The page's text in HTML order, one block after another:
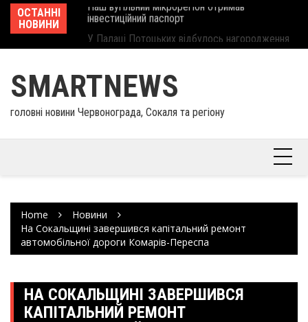
Skip
content
ОСТАННІ
НОВИНИ
У Палаці Потоцьких відбулось нагородження
працівників культури та майстрів народного
мистецтва Шептицького району
SMARTNEWS
головні новини Червонограда, Сокаля та регіону
Home
Новини
На Сокальщині завершився капітальний ремонт
автомобільної дороги Комарів-Переспа
НА СОКАЛЬЩИНІ ЗАВЕРШИВСЯ
КАПІТАЛЬНИЙ РЕМОНТ